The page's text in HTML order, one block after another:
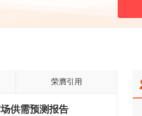
荣膺引用
供需预测报告